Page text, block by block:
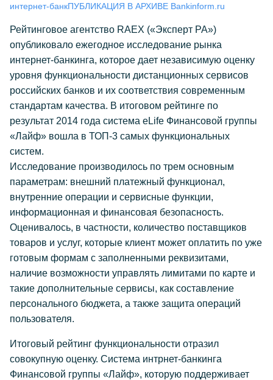
интернет-банкПУБЛИКАЦИЯ В АРХИВЕ Bankinform.ru
Рейтинговое агентство RAEX («Эксперт РА»)
опубликовало ежегодное исследование рынка
интернет-банкинга, которое дает независимую оценку
уровня функциональности дистанционных сервисов
российских банков и их соответствия современным
стандартам качества. В итоговом рейтинге по
результат 2014 года система eLife Финансовой группы
«Лайф» вошла в ТОП-3 самых функциональных
систем.
Исследование производилось по трем основным
параметрам: внешний платежный функционал,
внутренние операции и сервисные функции,
информационная и финансовая безопасность.
Оценивалось, в частности, количество поставщиков
товаров и услуг, которые клиент может оплатить по уже
готовым формам с заполненными реквизитами,
наличие возможности управлять лимитами по карте и
такие дополнительные сервисы, как составление
персонального бюджета, а также защита операций
пользователя.
Итоговый рейтинг функциональности отразил
совокупную оценку. Система интрнет-банкинга
Финансовой группы «Лайф», которую поддерживает